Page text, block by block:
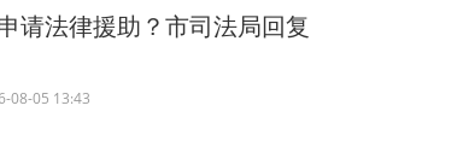
请法律援助？市司法局回复
08-05 13:43